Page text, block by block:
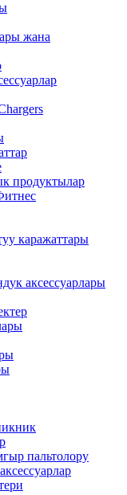
жана
продуктылар
каражаттары
аксессуарлары
пальтолору